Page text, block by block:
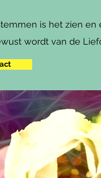
is het zien en
wordt van de